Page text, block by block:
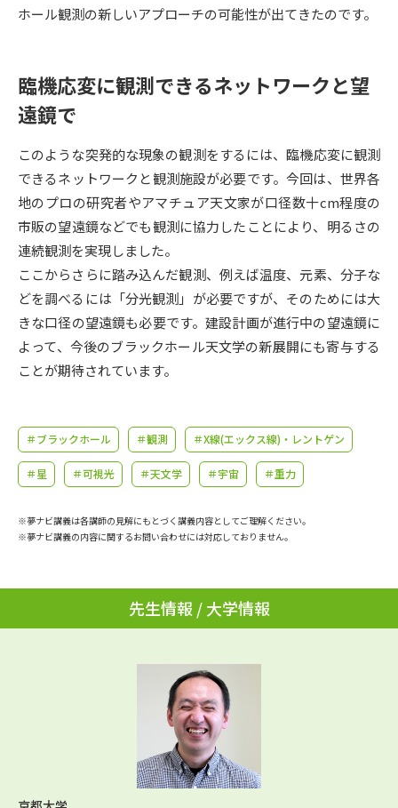
受験準備 資料検索
志望校・出願校を調べる
併願校選び
先輩が入学を決めた理由 テレメール全国一斉進学調査
新生活お役立ちガイド
学問発見 学問検索
大学で学びたい学問発見
学問の教科書 夢ナビライブ
ユーザーサポート
受付内容・発送状況の確認
テレメール進学カタログ
訂正のご案内
ホール観測の新しいアプローチの可能性が出てきたのです。
臨機応変に観測できるネットワークと望
遠鏡で
このような突発的な現象の観測をするには、臨機応変に観測
できるネットワークと観測施設が必要です。今回は、世界各
地のプロの研究者やアマチュア天文家が口径数十cm程度の
市販の望遠鏡などでも観測に協力したことにより、明るさの
連続観測を実現しました。
ここからさらに踏み込んだ観測、例えば温度、元素、分子な
どを調べるには「分光観測」が必要ですが、そのためには大
きな口径の望遠鏡も必要です。建設計画が進行中の望遠鏡に
よって、今後のブラックホール天文学の新展開にも寄与する
ことが期待されています。
＃ブラックホール ＃観測 ＃X線(エックス線)・レントゲン
＃星 ＃可視光 ＃天文学 ＃宇宙 ＃重力
※夢ナビ講義は各講師の見解にもとづく講義内容としてご理解ください。
※夢ナビ講義の内容に関するお問い合わせには対応しておりません。
先生情報 / 大学情報